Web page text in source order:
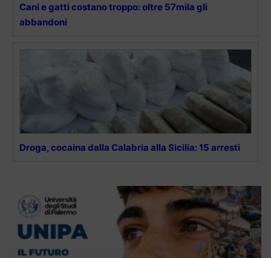
Cani e gatti costano troppo: oltre 57mila gli
abbandoni
Droga, cocaina dalla Calabria alla Sicilia: 15 arresti